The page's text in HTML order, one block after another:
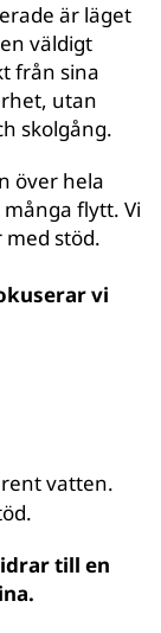
är läget
väldigt
från sina
utan
skolgång.
över hela
flytt. Vi
stöd.
vi
vatten.
till en